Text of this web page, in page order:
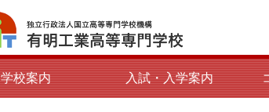
学校案内 入試・入学案内